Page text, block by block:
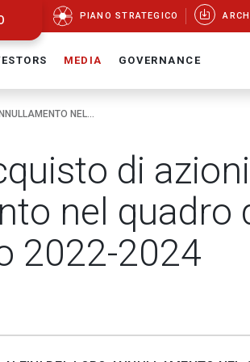
PIANO STRATEGICO
MEDIA GOVERNANCE
NEL...
di
nel quadro
2022-2024